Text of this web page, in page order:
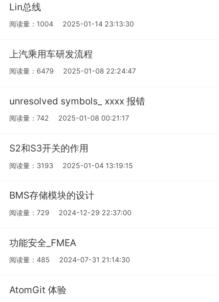
Lin总线
阅读量：1004 2025-01-14 23:13:30
上汽乘用车研发流程
阅读量：6479 2025-01-08 22:24:47
unresolved symbols_ xxxx 报错
阅读量：742 2025-01-08 00:21:17
S2和S3开关的作用
阅读量：3193 2025-01-04 13:19:15
BMS存储模块的设计
阅读量：729 2024-12-29 22:37:00
功能安全_FMEA
阅读量：485 2024-07-31 21:14:30
AtomGit 体验